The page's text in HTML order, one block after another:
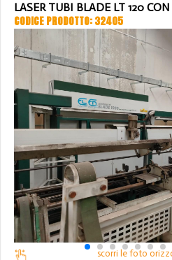
LASER TUBI BLADE LT 120 CON
CODICE PRODOTTO: 32405
scorri le foto